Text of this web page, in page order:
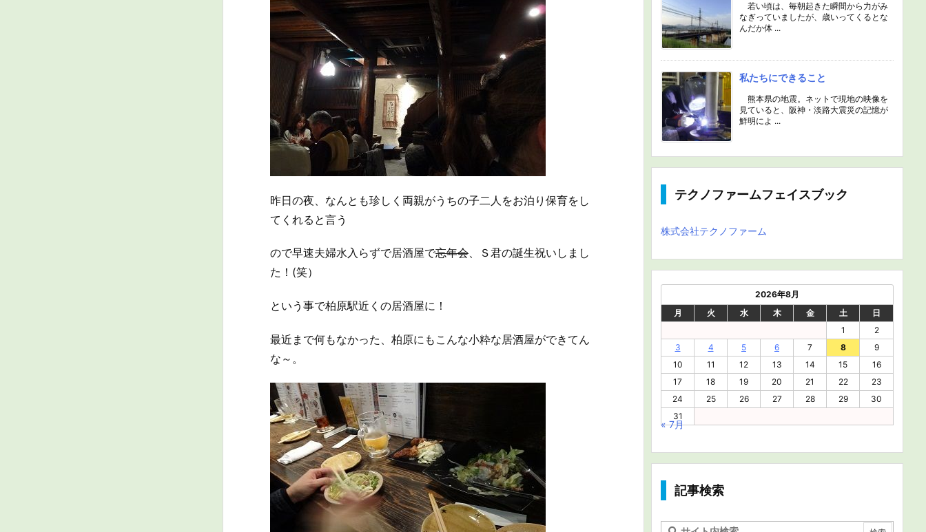
昨日の夜、なんとも珍しく両親がうちの子二人をお泊り保育をし
てくれると言う
ので早速夫婦水入らずで居酒屋で忘年会、Ｓ君の誕生祝いしまし
た！(笑）
という事で柏原駅近くの居酒屋に！
最近まで何もなかった、柏原にもこんな小粋な居酒屋ができてん
な～。
若い頃は、毎朝起きた瞬間から力がみ
なぎっていましたが、歳いってくるとな
んだか体 ...
私たちにできること
熊本県の地震。ネットで現地の映像を
見ていると、阪神・淡路大震災の記憶が
鮮明によ ...
テクノファームフェイスブック
株式会社テクノファーム
2026年8月
月
火 水 木 金 土
日
1
2
3
4 5 6 7 8
9
10
11 12 13 14 15
16
17
18 19 20 21 22
23
24
25 26 27 28 29
30
31
« 7月
記事検索